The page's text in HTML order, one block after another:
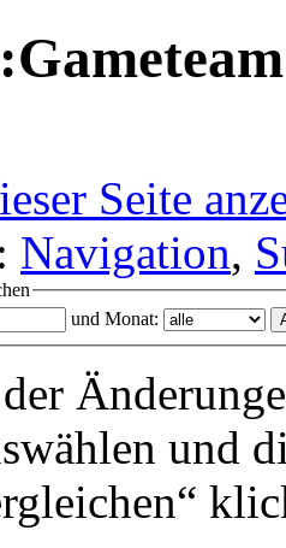
Seite
Navigation,
und Monat:
und